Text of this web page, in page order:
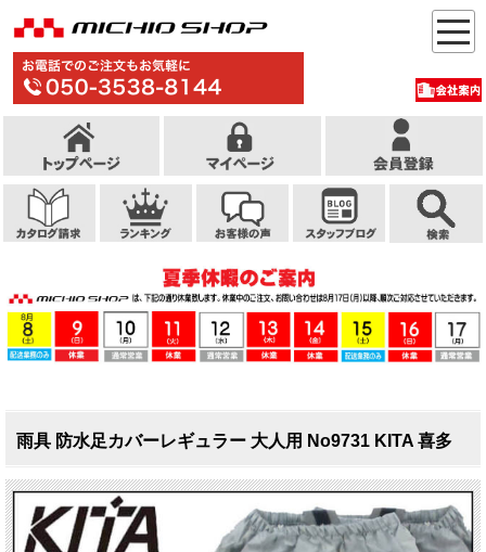
雨具 防水足カバーレギュラー 大人用 No9731 KITA 喜多